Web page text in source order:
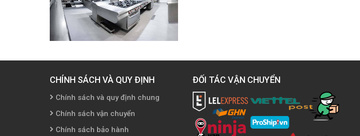
CHÍNH SÁCH VÀ QUY ĐỊNH
Chính sách và quy định chung
Chính sách vận chuyển
Chính sách bảo hành
ĐỐI TÁC VẬN CHUYỂN